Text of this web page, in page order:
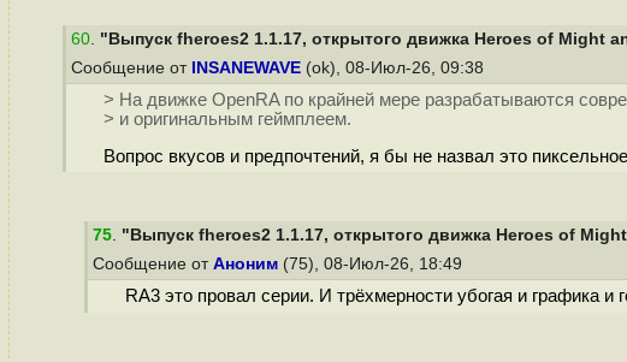
60. "Выпуск fheroes2 1.1.17, открытого движка Heroes of Might
Сообщение от INSANEWAVE (ok), 08-Июл-26, 09:38
> На движке OpenRA по крайней мере разрабатываются
> и оригинальным геймплеем.
Вопрос вкусов и предпочтений, я бы не назвал это
75. "Выпуск fheroes2 1.1.17, открытого движка Heroes of
Сообщение от Аноним (75), 08-Июл-26, 18:49
RA3 это провал серии. И трёхмерности убогая и графика